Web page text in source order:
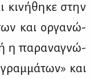
κι­νή­θη­κε στην
και ορ­γα­νώ­
ή η πα­ρα­να­γνώ­
και